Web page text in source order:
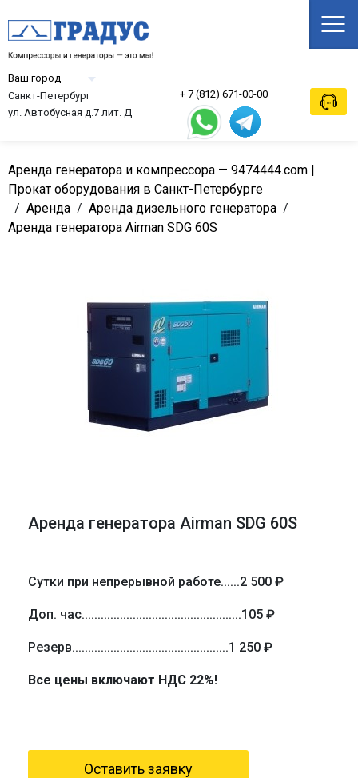
Санкт-Петербург
ул. Автобусная д.7 лит. Д
+ 7 (812) 671-00-00
Аренда генератора и компрессора — 9474444.com |
Прокат оборудования в Санкт-Петербурге
/ Аренда / Аренда дизельного генератора /
Аренда генератора Airman SDG 60S
Аренда генератора Airman SDG 60S
Сутки при непрерывной работе......2 500 ₽
Доп. час..................................................105 ₽
Резерв.................................................1 250 ₽
Все цены включают НДС 22%!
Оставить заявку